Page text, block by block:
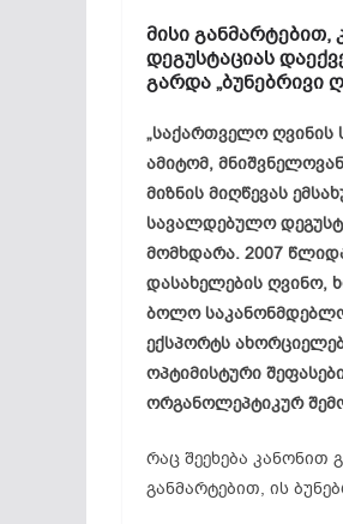
მისი
დეგუსტაციას
გარდა „ბუნებრივი
„საქართველო ღვინის
ამიტომ,
მიზნის მიღწევას
სავალდებულო
მომხდარა. 2007
დასახელების ღვინო,
ბოლო
ექსპორტს
ოპტიმისტური
ორგანოლეპტიკურ
რაც შეეხება
განმარტებით, ის